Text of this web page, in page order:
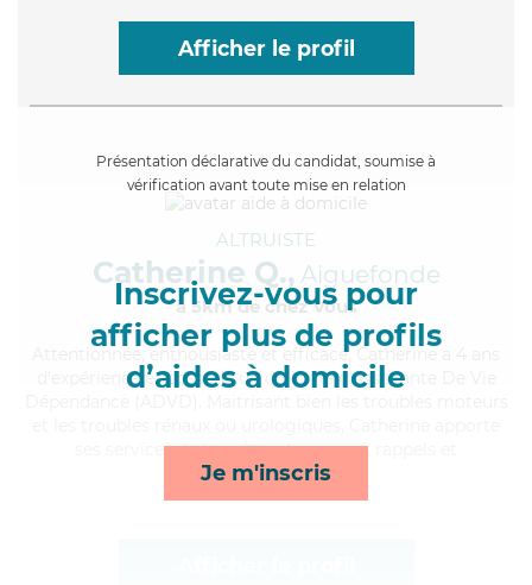
Afficher le profil
Présentation déclarative du candidat, soumise à
vérification avant toute mise en relation
Inscrivez-vous pour
afficher plus de profils
d’aides à domicile
Je m'inscris
ALTRUISTE
Catherine Q., Aiguefonde
à 5km de chez Vous
, enthousiaste et efficace, Catherine a 4 ans
d'expérience et possède un diplôme d'Assistante De Vie
ses services de lever/coucher, repas, rappels et
lessive/repassage*